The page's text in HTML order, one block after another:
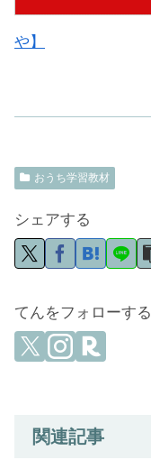
や】
おうち学習教材
シェアする
てんをフォローする
関連記事